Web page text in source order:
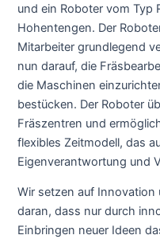
und ein Roboter vom Typ
Hohentengen. Der
Mitarbeiter grundlegend
nun darauf, die
die Maschinen
bestücken. Der Roboter
Fräszentren und
flexibles Zeitmodell, das
Eigenverantwortung und
Wir setzen auf Innovation
daran, dass nur durch
Einbringen neuer Ideen